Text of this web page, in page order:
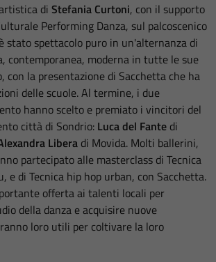
di Stefania Curtoni, con il supporto
Performing Danza, sul palcoscenico
stato spettacolo puro in un'alternanza di
contemporanea, moderna in tutte le sue
con la presentazione di Sacchetta che ha
delle scuole. Al termine, i due
hanno scelto e premiato i vincitori del
città di Sondrio: Luca del Fante di
Libera di Movida. Molti ballerini,
partecipato alle masterclass di Tecnica
e di Tecnica hip hop urban, con Sacchetta.
offerta ai talenti locali per
della danza e acquisire nuove
loro utili per coltivare la loro